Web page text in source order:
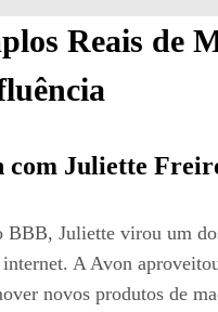
Reais de
com Juliette
BBB, Juliette virou um
A Avon
novos produtos de